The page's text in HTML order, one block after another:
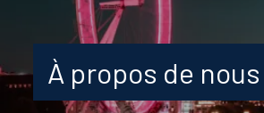
À propos de nous